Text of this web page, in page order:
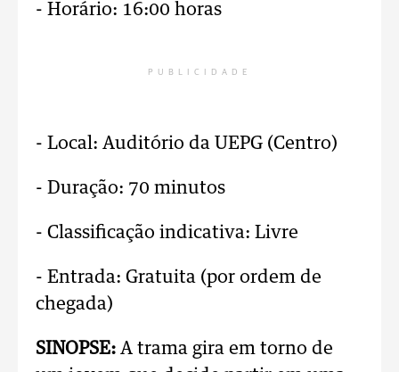
- Horário: 16:00 horas
PUBLICIDADE
- Local: Auditório da UEPG (Centro)
- Duração: 70 minutos
- Classificação indicativa: Livre
- Entrada: Gratuita (por ordem de
chegada)
SINOPSE: A trama gira em torno de